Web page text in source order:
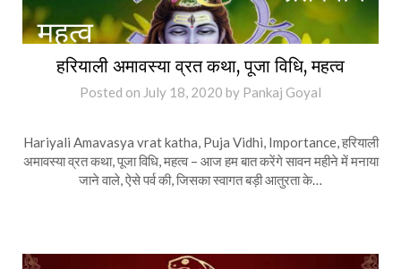
हरियाली अमावस्या व्रत कथा, पूजा विधि, महत्व
Posted on July 18, 2020 by Pankaj Goyal
Hariyali Amavasya vrat katha, Puja Vidhi, Importance, हरियाली
अमावस्या व्रत कथा, पूजा विधि, महत्व – आज हम बात करेंगे सावन महीने में मनाया
जाने वाले, ऐसे पर्व की, जिसका स्वागत बड़ी आतुरता के…